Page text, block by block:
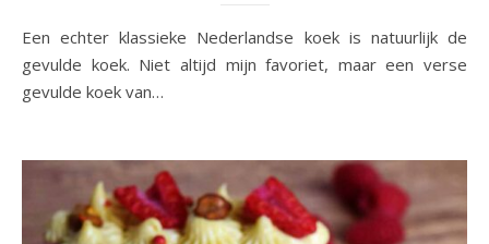
Een echter klassieke Nederlandse koek is natuurlijk de
gevulde koek. Niet altijd mijn favoriet, maar een verse
gevulde koek van…